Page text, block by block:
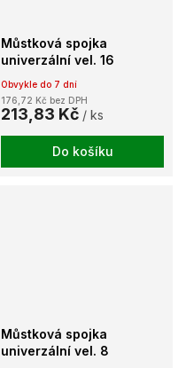
Můstková spojka
univerzální vel. 16
Obvykle do 7 dní
176,72 Kč bez DPH
213,83 Kč / ks
Do košíku
Můstková spojka
univerzální vel. 8